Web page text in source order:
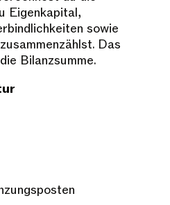
Eigenkapital,
sowie
Das
Bilanzsumme.